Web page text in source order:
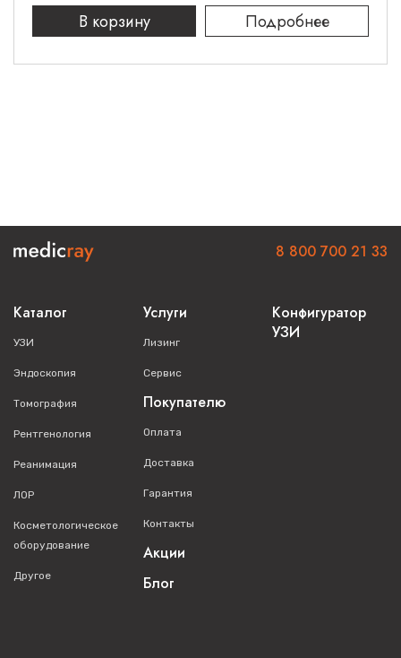
В корзину
Подробнее
Каталог
УЗИ
Эндоскопия
Томография
Рентгенология
Реанимация
ЛОР
Косметологическое
оборудование
Другое
Услуги
Лизинг
Сервис
Покупателю
Оплата
Доставка
Гарантия
Контакты
Акции
Блог
Конфигуратор
УЗИ
8 800 700 21 33